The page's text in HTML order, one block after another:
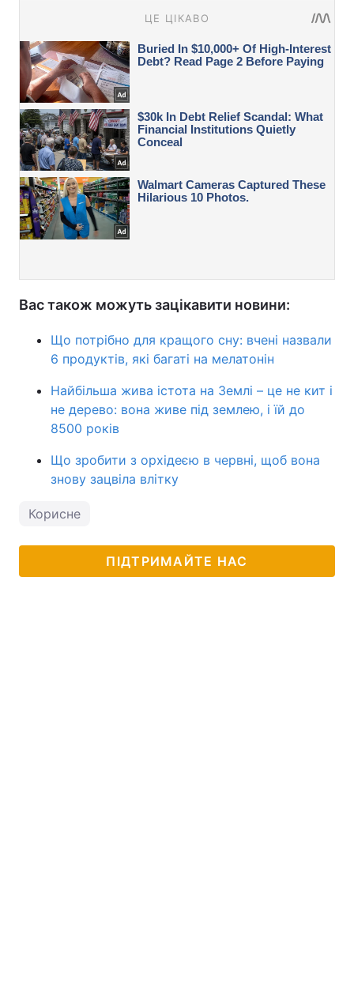
Вас також можуть зацікавити новини:
Що потрібно для кращого сну: вчені назвали
6 продуктів, які багаті на мелатонін
Найбільша жива істота на Землі – це не кит і
не дерево: вона живе під землею, і їй до
8500 років
Що зробити з орхідеєю в червні, щоб вона
знову зацвіла влітку
Корисне
ПІДТРИМАЙТЕ НАС